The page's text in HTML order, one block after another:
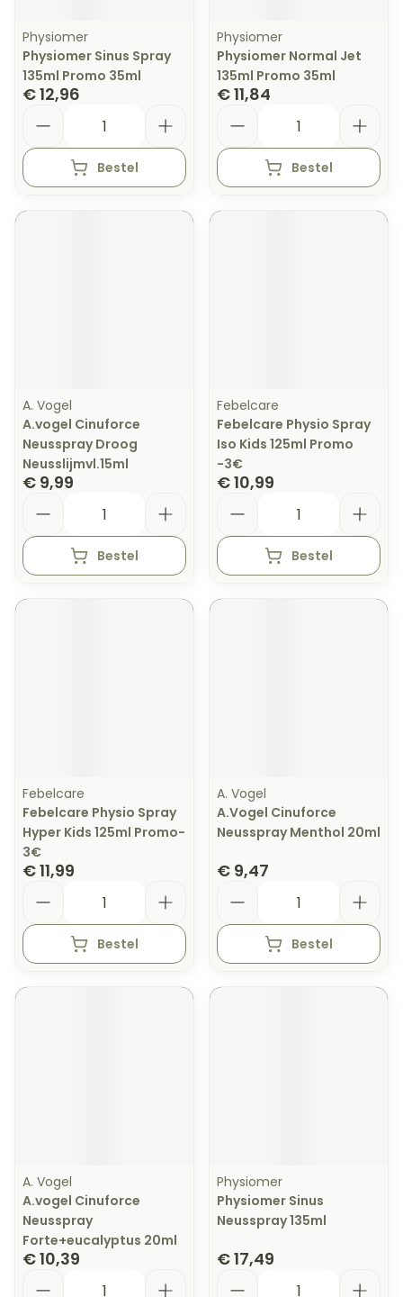
Physiomer
Physiomer Sinus Spray
135ml Promo 35ml
€ 12,96
Bestel
Physiomer
Physiomer Normal Jet
135ml Promo 35ml
€ 11,84
Bestel
A. Vogel
A.vogel Cinuforce
Neusspray Droog
Neusslijmvl.15ml
€ 9,99
Bestel
Febelcare
Febelcare Physio Spray
Iso Kids 125ml Promo
-3€
€ 10,99
Bestel
Febelcare
Febelcare Physio Spray
Hyper Kids 125ml Promo-
3€
€ 11,99
Bestel
A. Vogel
A.Vogel Cinuforce
Neusspray Menthol 20ml
€ 9,47
Bestel
A. Vogel
A.vogel Cinuforce
Neusspray
Forte+eucalyptus 20ml
€ 10,39
Physiomer
Physiomer Sinus
Neusspray 135ml
€ 17,49